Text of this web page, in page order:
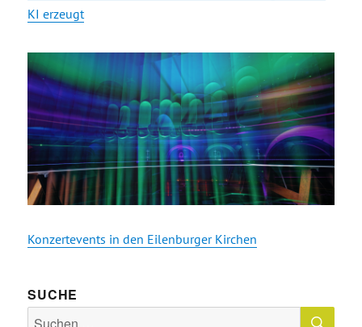
KI erzeugt
Konzertevents in den Eilenburger Kirchen
SUCHE
Suche